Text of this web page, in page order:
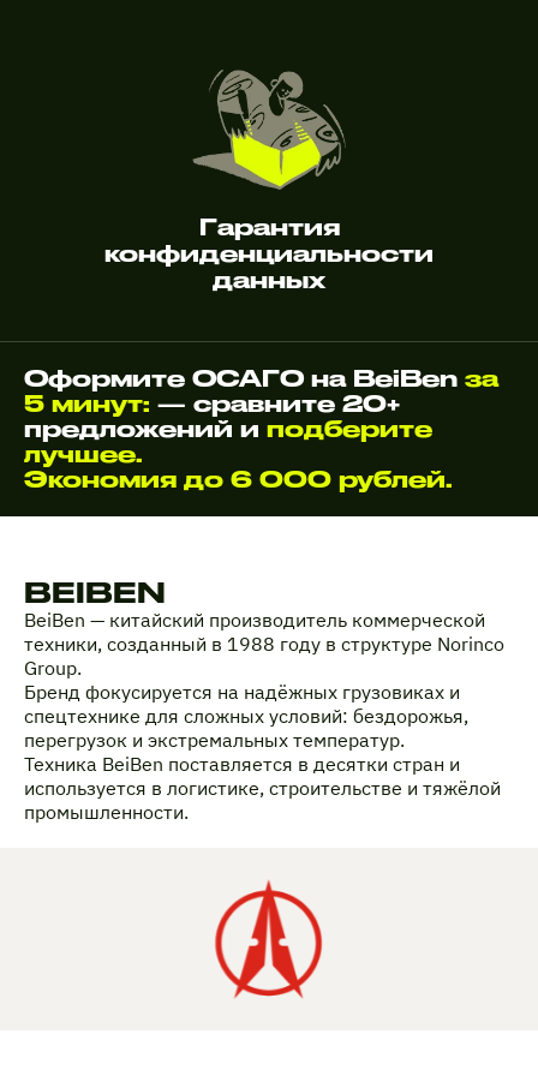
Гарантия
конфиденциальности
данных
Оформите ОСАГО на BeiBen за
5 минут: — сравните 20+
предложений и подберите
лучшее.
Экономия до 6 000 рублей.
BEIBEN
BeiBen — китайский производитель коммерческой
техники, созданный в 1988 году в структуре Norinco
Group.
Бренд фокусируется на надёжных грузовиках и
спецтехнике для сложных условий: бездорожья,
перегрузок и экстремальных температур.
Техника BeiBen поставляется в десятки стран и
используется в логистике, строительстве и тяжёлой
промышленности.